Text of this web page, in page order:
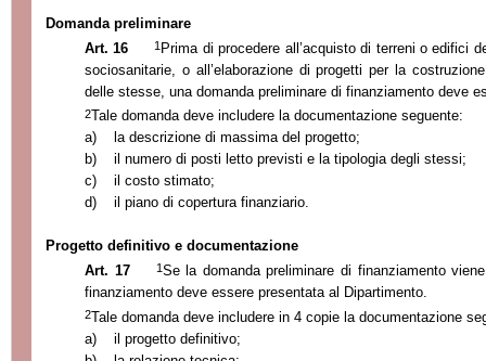
Domanda preliminare
Art. 16
1 Prima di procedere all’acquisto di terreni o edifici
sociosanitarie, o all’elaborazione di progetti per la
delle stesse, una domanda preliminare di finanziamento deve
2Tale domanda deve includere la documentazione seguente:
a)
la descrizione di massima del progetto;
b)
il numero di posti letto previsti e la tipologia degli stessi;
c)
il costo stimato;
d)
il piano di copertura finanziario.
Progetto definitivo e documentazione
Art. 17
1 Se la domanda preliminare di finanziamento
finanziamento deve essere presentata al Dipartimento.
2Tale domanda deve includere in 4 copie la documentazione
a)
il progetto definitivo;